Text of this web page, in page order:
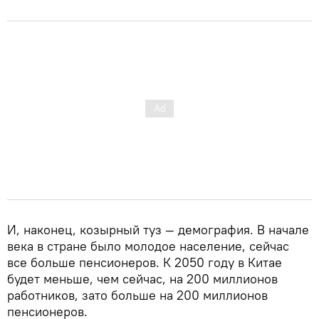
И, наконец, козырный туз — демография. В начале
века в стране было молодое население, сейчас
все больше пенсионеров. К 2050 году в Китае
будет меньше, чем сейчас, на 200 миллионов
работников, зато больше на 200 миллионов
пенсионеров.